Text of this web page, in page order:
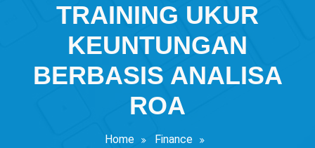
TRAINING UKUR
KEUNTUNGAN
BERBASIS ANALISA
ROA
Home
Finance